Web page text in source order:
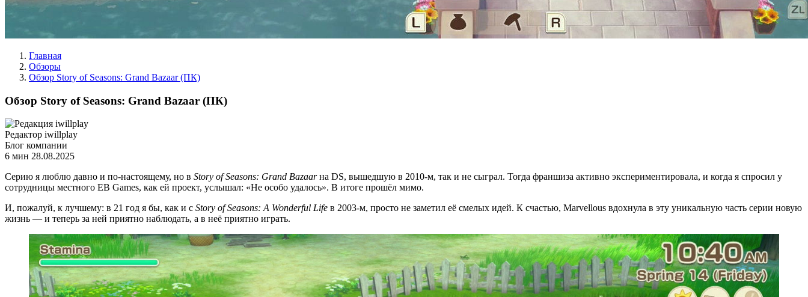
Главная
Обзоры
Обзор Story of Seasons: Grand Bazaar (ПК)
Обзор Story of Seasons: Grand Bazaar (ПК)
Редактор iwillplay
Блог компании
6 мин 28.08.2025
Серию я люблю давно и по-настоящему, но в Story of Seasons: Grand Bazaarна DS, вышедшую в 2010‑м, так и не сыграл. Тогда франшиза активно экспериментировала, и когда я спросил у
сотрудницы местного EB Games, как ей проект, услышал: «Не особо удалось». В итоге прошёл мимо.
И, пожалуй, к лучшему: в 21 год я бы, как и с Story of Seasons: A Wonderful Life в 2003‑м, просто не заметил её смелых идей. К счастью, Marvellous вдохнула в эту уникальную часть серии новую
жизнь — и теперь за ней приятно наблюдать, а в неё приятно играть.